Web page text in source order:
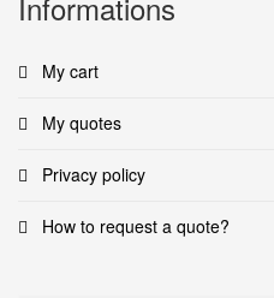
My cart
My quotes
Privacy policy
How to request a quote?